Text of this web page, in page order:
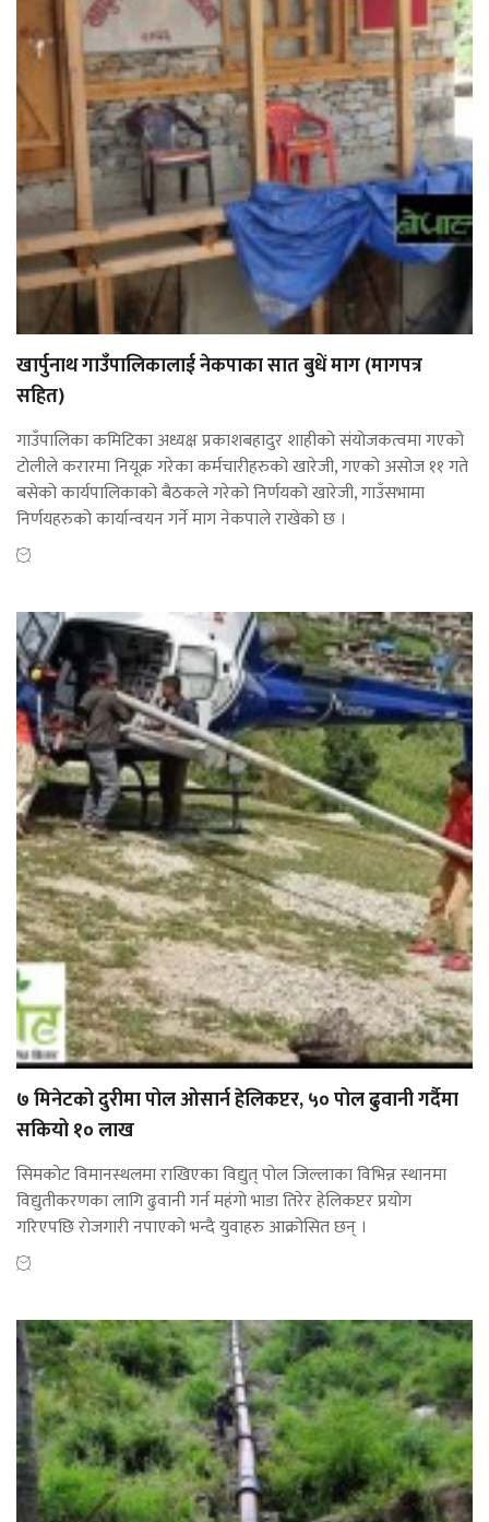
खार्पुनाथ गाउँपालिकालाई नेकपाका सात बुधें माग (मागपत्र
सहित)
गाउँपालिका कमिटिका अध्यक्ष प्रकाशबहादुर शाहीको संयोजकत्वमा गएको
टोलीले करारमा नियूक्र गरेका कर्मचारीहरुको खारेजी, गएको असोज ११ गते
बसेको कार्यपालिकाको बैठकले गरेको निर्णयको खारेजी, गाउँसभामा
निर्णयहरुको कार्यान्वयन गर्ने माग नेकपाले राखेको छ ।
७ मिनेटको दुरीमा पोल ओसार्न हेलिकप्टर, ५० पोल ढुवानी गर्दैमा
सकियो १० लाख
सिमकोट विमानस्थलमा राखिएका विद्युत् पोल जिल्लाका विभिन्न स्थानमा
विद्युतीकरणका लागि ढुवानी गर्न महंगो भाडा तिरेर हेलिकप्टर प्रयोग
गरिएपछि रोजगारी नपाएको भन्दै युवाहरु आक्रोसित छन् ।